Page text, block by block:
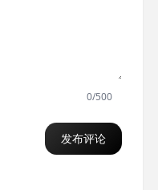
0/500
发布评论